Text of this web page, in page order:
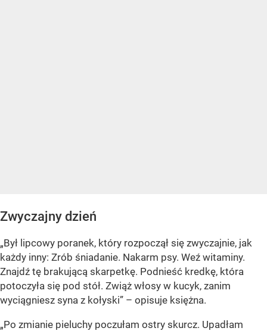
Zwyczajny dzień
„Był lipcowy poranek, który rozpoczął się zwyczajnie, jak
każdy inny: Zrób śniadanie. Nakarm psy. Weź witaminy.
Znajdź tę brakującą skarpetkę. Podnieść kredkę, która
potoczyła się pod stół. Zwiąż włosy w kucyk, zanim
wyciągniesz syna z kołyski” – opisuje księżna.
„Po zmianie pieluchy poczułam ostry skurcz. Upadłam